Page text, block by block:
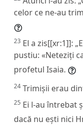
celor ce ne-au
23 El a zis[[xr:1]]:
pustiu: «Neteziți
profetul Isaia.
24 Trimișii erau
25 Ei l-au întrebat
dacă nu ești nici